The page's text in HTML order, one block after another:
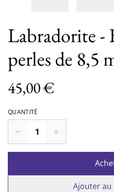
Labradorite -
perles de 8,5
45,00 €
QUANTITÉ
Ajouter au